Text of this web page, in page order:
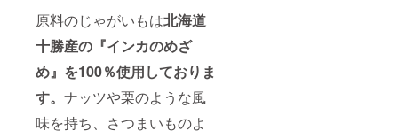
原料のじゃがいもは北海道
十勝産の『インカのめざ
め』を100％使用しておりま
す。 ナッツや栗のような風
味を持ち、さつまいものよ